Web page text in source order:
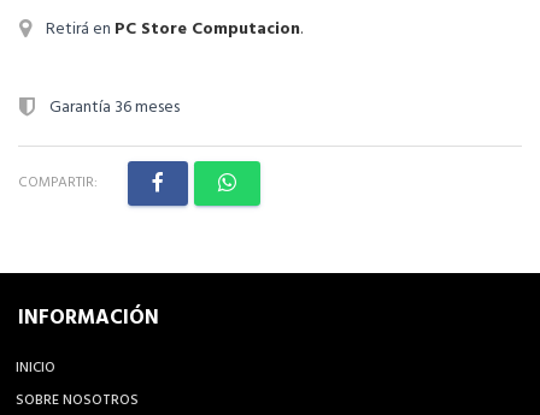
Retirá en PC Store Computacion.
Garantía 36 meses
COMPARTIR:
INFORMACIÓN
INICIO
SOBRE NOSOTROS